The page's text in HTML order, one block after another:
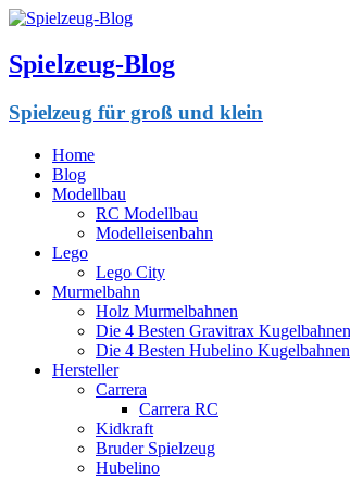
Spielzeug-Blog
Spielzeug für groß und klein
Home
Blog
Modellbau
RC Modellbau
Modelleisenbahn
Lego
Lego City
Murmelbahn
Holz Murmelbahnen
Die 4 Besten Gravitrax
Die 4 Besten Hubelino
Hersteller
Carrera
Carrera RC
Kidkraft
Bruder Spielzeug
Hubelino